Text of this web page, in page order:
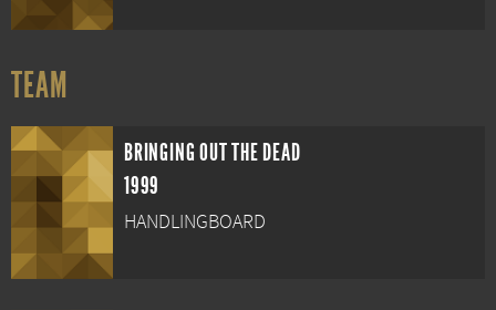
TEAM
BRINGING OUT THE DEAD
1999
HANDLINGBOARD